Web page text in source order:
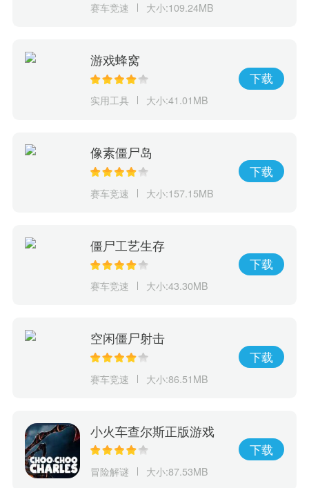
赛车竞速 大小:109.24MB
游戏蜂窝
实用工具 大小:41.01MB
下载
像素僵尸岛
赛车竞速 大小:157.15MB
下载
僵尸工艺生存
赛车竞速 大小:43.30MB
下载
空闲僵尸射击
赛车竞速 大小:86.51MB
下载
小火车查尔斯正版游戏
冒险解谜 大小:87.53MB
下载